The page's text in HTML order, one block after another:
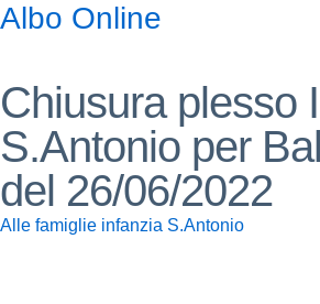
Albo Online
Chiusura plesso
S.Antonio per
del 26/06/2022
Alle famiglie infanzia S.Antonio